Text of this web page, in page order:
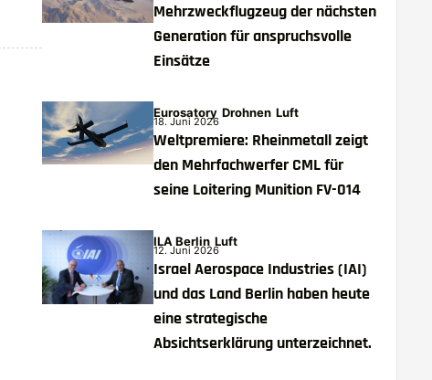
Mehrzweckflugzeug der nächsten
Generation für anspruchsvolle
Einsätze
Eurosatory Drohnen Luft
18. Juni 2026
Weltpremiere: Rheinmetall zeigt
den Mehrfachwerfer CML für
seine Loitering Munition FV-014
ILA Berlin Luft
12. Juni 2026
Israel Aerospace Industries (IAI)
und das Land Berlin haben heute
eine strategische
Absichtserklärung unterzeichnet.